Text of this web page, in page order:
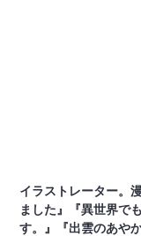
イラストレーター。
ました』『異世界で
す。』『出雲のあや